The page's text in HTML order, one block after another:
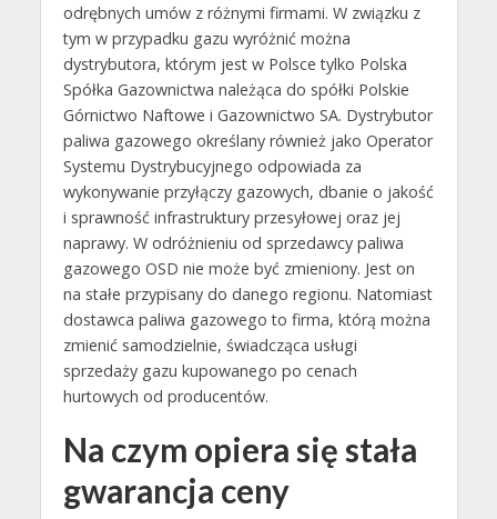
odrębnych umów z różnymi firmami. W związku z
tym w przypadku gazu wyróżnić można
dystrybutora, którym jest w Polsce tylko Polska
Spółka Gazownictwa należąca do spółki Polskie
Górnictwo Naftowe i Gazownictwo SA. Dystrybutor
paliwa gazowego określany również jako Operator
Systemu Dystrybucyjnego odpowiada za
wykonywanie przyłączy gazowych, dbanie o jakość
i sprawność infrastruktury przesyłowej oraz jej
naprawy. W odróżnieniu od sprzedawcy paliwa
gazowego OSD nie może być zmieniony. Jest on
na stałe przypisany do danego regionu. Natomiast
dostawca paliwa gazowego to firma, którą można
zmienić samodzielnie, świadcząca usługi
sprzedaży gazu kupowanego po cenach
hurtowych od producentów.
Na czym opiera się stała
gwarancja ceny